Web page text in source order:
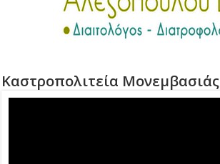
Καστροπολιτεία Μονεμβασιάς